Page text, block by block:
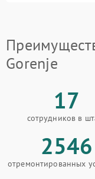
Gorenje
17
сотрудников в
2546
отремонтированных